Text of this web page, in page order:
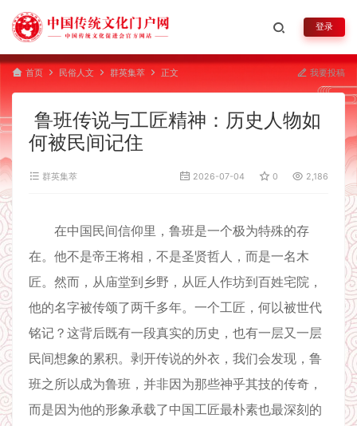
登录
首页 民俗人文 群英集萃 正文 我要投稿
鲁班传说与工匠精神：历史人物如
何被民间记住
群英集萃 2026-07-04 0 2,186
在中国民间信仰里，鲁班是一个极为特殊的存
在。他不是帝王将相，不是圣贤哲人，而是一名木
匠。然而，从庙堂到乡野，从匠人作坊到百姓宅院，
他的名字被传颂了两千多年。一个工匠，何以被世代
铭记？这背后既有一段真实的历史，也有一层又一层
民间想象的累积。剥开传说的外衣，我们会发现，鲁
班之所以成为鲁班，并非因为那些神乎其技的传奇，
而是因为他的形象承载了中国工匠最朴素也最深刻的